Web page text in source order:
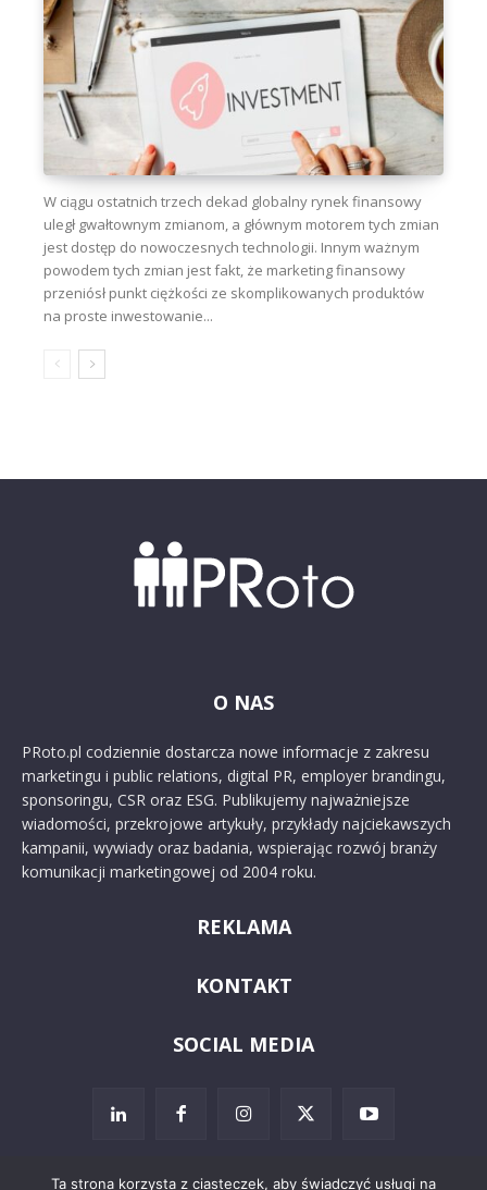
W ciągu ostatnich trzech dekad globalny rynek finansowy
uległ gwałtownym zmianom, a głównym motorem tych zmian
jest dostęp do nowoczesnych technologii. Innym ważnym
powodem tych zmian jest fakt, że marketing finansowy
przeniósł punkt ciężkości ze skomplikowanych produktów
na proste inwestowanie...
O NAS
PRoto.pl codziennie dostarcza nowe informacje z zakresu
marketingu i public relations, digital PR, employer brandingu,
sponsoringu, CSR oraz ESG. Publikujemy najważniejsze
wiadomości, przekrojowe artykuły, przykłady najciekawszych
kampanii, wywiady oraz badania, wspierając rozwój branży
komunikacji marketingowej od 2004 roku.
REKLAMA
KONTAKT
SOCIAL MEDIA
Ta strona korzysta z ciasteczek, aby świadczyć usługi na